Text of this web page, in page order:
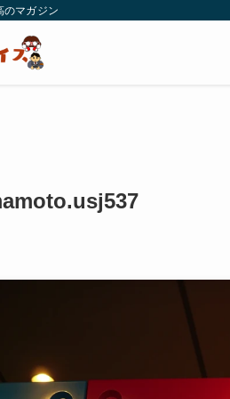
のマガジン